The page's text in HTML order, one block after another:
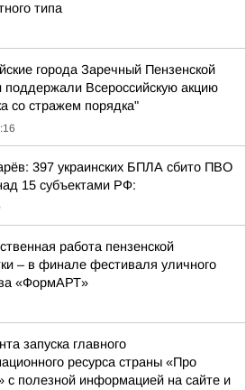
типа
города Заречный Пензенской
поддержали Всероссийскую акцию
со стражем порядка"
397 украинских БПЛА сбито ПВО
15 субъектами РФ:
работа пензенской
– в финале фестиваля уличного
«ФормАРТ»
запуска главного
ресурса страны «Про
с полезной информацией на сайте и